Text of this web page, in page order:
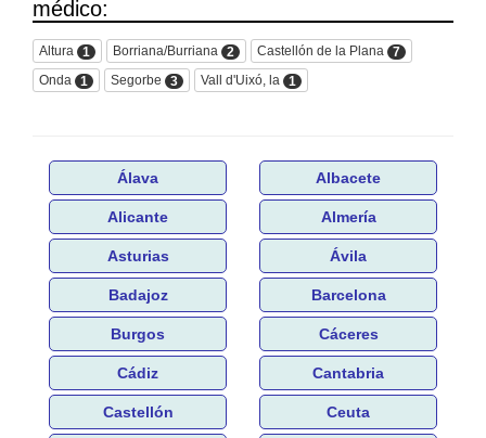
médico:
Altura 1 Borriana/Burriana 2 Castellón de la Plana
7
Onda
1 Segorbe 3 Vall d'Uixó, la 1
Álava Albacete
Alicante Almería
Asturias Ávila
Badajoz Barcelona
Burgos Cáceres
Cádiz Cantabria
Castellón Ceuta